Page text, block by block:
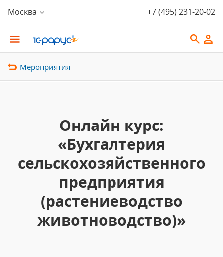
Москва +7 (495) 231-20-02
Мероприятия
Онлайн курс:
«Бухгалтерия
сельскохозяйственного
предприятия
(растениеводство
животноводство)»